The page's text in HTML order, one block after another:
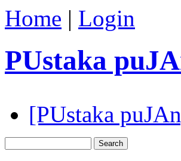
Home | Login
PUstaka
[PUstaka